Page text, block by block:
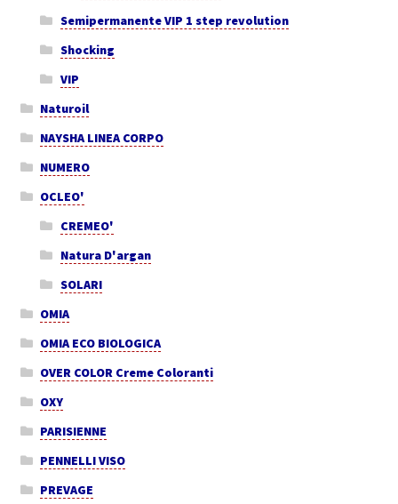
Semipermanente VIP 1 step revolution
Shocking
VIP
Naturoil
NAYSHA LINEA CORPO
NUMERO
OCLEO'
CREMEO'
Natura D'argan
SOLARI
OMIA
OMIA ECO BIOLOGICA
OVER COLOR Creme Coloranti
OXY
PARISIENNE
PENNELLI VISO
PREVAGE